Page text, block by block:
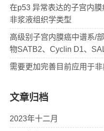
在p53 异常表达的子宫内
非浆液组织学类型
高级别子宫内膜癌中谱系/
物SATB2、Cyclin D1、
需要更加完善目前应用于
文章归档
2023年十二月